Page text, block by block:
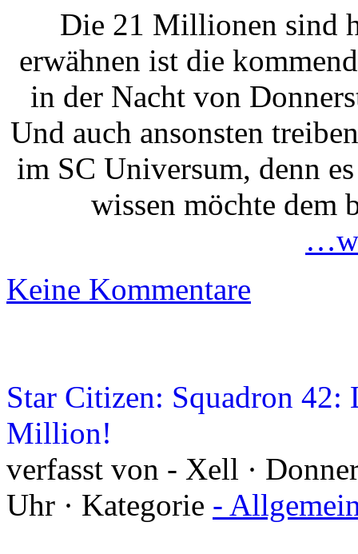
Die 21 Millionen sind
erwähnen ist die
in der Nacht von
Und auch ansonsten
im SC Universum, denn
wissen möchte dem
Keine Kommentare
Star Citizen: Squadron
Million!
verfasst von - Xell ·
Uhr · Kategorie -